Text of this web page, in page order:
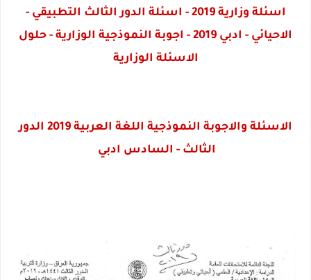
اسئلة وزارية 2019 - اسئلة الدور الثالث التطبيقي -
الاحيائي - ادبي 2019 - اجوبة النموذجية الوزارية - حلول
الاسئلة الوزارية
الاسئلة والاجوبة النموذجية اللغة العربية 2019 الدور
الثالث - السادس ادبي